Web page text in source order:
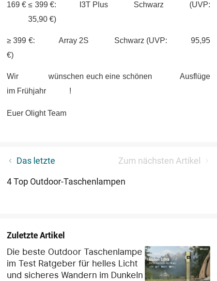
169 € ≤ 399 €: I3T Plus Schwarz(UVP:
35,90 €)
≥ 399 €: Array 2S Schwarz (UVP: 95,95
€)
Wir wünschen euch eine schönen Ausflüge
im Frühjahr !
Euer Olight Team
Das letzte Zum nächsten Artikel
Was macht ein gutes EDC-Messer aus?
4 Top Outdoor-Taschenlampen
Zuletzte Artikel
Die beste Outdoor Taschenlampe
im Test Ratgeber für helles Licht
und sicheres Wandern im Dunkeln